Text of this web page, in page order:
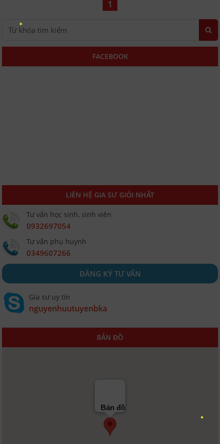
1
FACEBOOK
LIÊN HỆ GIA SƯ GIỎI NHẤT
Tư vấn học sinh, sinh viên
0932697054
Tư vấn phụ huynh
0349607266
ĐĂNG KÝ TƯ VẤN
Gia sư uy tín
nguyenhuutuyenbka
BẢN ĐỒ
Bản đồ